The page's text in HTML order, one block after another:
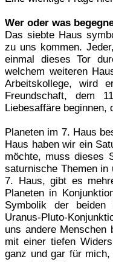
Wer oder was
Das siebte Haus
zu uns kommen.
einmal dieses Tor
welchem weiteren
Arbeitskollege, wird
Freundschaft, dem
Liebesaffäre beginnen,
Planeten im 7. Haus
Haus haben wir ein
möchte, muss dieses
saturnische Themen in
7. Haus, gibt es
Planeten in
Symbolik der beiden
Uranus-Pluto-
uns andere Menschen
mit einer tiefen
ganz und gar für